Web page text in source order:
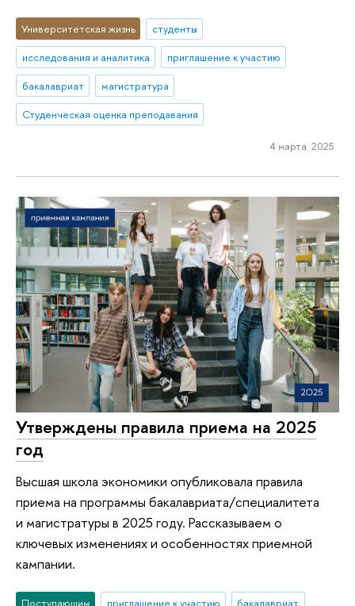
Университетская жизнь
студенты
исследования и аналитика
приглашение к участию
бакалавриат
магистратура
Студенческая оценка преподавания
4 марта 2025
Утверждены правила приема на 2025
год
Высшая школа экономики опубликовала правила
приема на программы бакалавриата/специалитета
и магистратуры в 2025 году. Рассказываем о
ключевых изменениях и особенностях приемной
кампании.
Поступающим приглашение к участию бакалавриат